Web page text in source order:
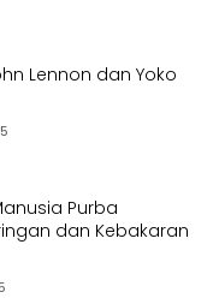
Lennon dan Yoko
Purba
dan Kebakaran